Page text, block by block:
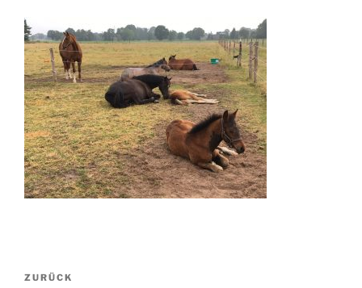
Beitragsnavigation
Vorheriger
ZURÜCK